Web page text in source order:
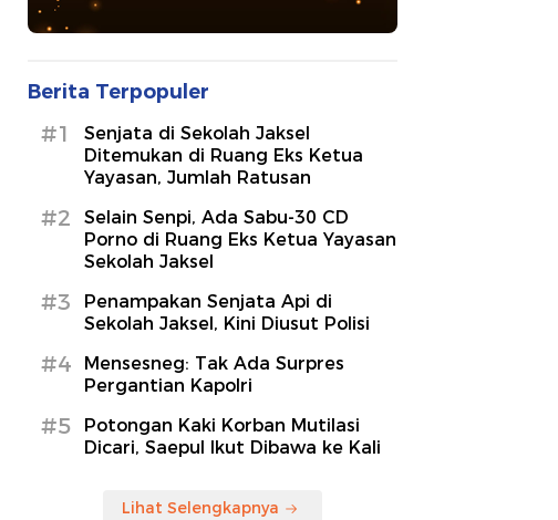
Berita Terpopuler
#1
Senjata di Sekolah Jaksel
Ditemukan di Ruang Eks Ketua
Yayasan, Jumlah Ratusan
#2
Selain Senpi, Ada Sabu-30 CD
Porno di Ruang Eks Ketua Yayasan
Sekolah Jaksel
#3
Penampakan Senjata Api di
Sekolah Jaksel, Kini Diusut Polisi
#4
Mensesneg: Tak Ada Surpres
Pergantian Kapolri
#5
Potongan Kaki Korban Mutilasi
Dicari, Saepul Ikut Dibawa ke Kali
Lihat Selengkapnya